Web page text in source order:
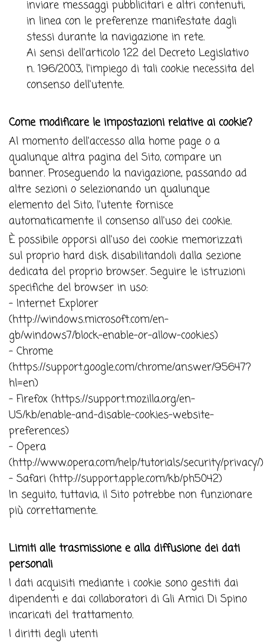
inviare messaggi pubblicitari e altri contenuti,
in linea con le preferenze manifestate dagli
stessi durante la navigazione in rete.
Ai sensi dell'articolo 122 del Decreto Legislativo
n. 196/2003, l'impiego di tali cookie necessita del
consenso dell'utente.
Come modificare le impostazioni relative ai cookie?
Al momento dell'accesso alla home page o a
qualunque altra pagina del Sito, compare un
banner. Proseguendo la navigazione, passando ad
altre sezioni o selezionando un qualunque
elemento del Sito, l'utente fornisce
automaticamente il consenso all'uso dei cookie.
È possibile opporsi all'uso dei cookie memorizzati
sul proprio hard disk disabilitandoli dalla sezione
dedicata del proprio browser. Seguire le istruzioni
specifiche del browser in uso:
- Internet Explorer
(http://windows.microsoft.com/en-
gb/windows7/block-enable-or-allow-cookies)
- Chrome
(https://support.google.com/chrome/answer/95647?
hl=en)
- Firefox (https://support.mozilla.org/en-
US/kb/enable-and-disable-cookies-website-
preferences)
- Opera
(http://www.opera.com/help/tutorials/security/privacy/)
- Safari (http://support.apple.com/kb/ph5042)
In seguito, tuttavia, il Sito potrebbe non funzionare
più correttamente.
Limiti alle trasmissione e alla diffusione dei dati
personali
I dati acquisiti mediante i cookie sono gestiti dai
dipendenti e dai collaboratori di Gli Amici Di Spino
incaricati del trattamento.
I diritti degli utenti